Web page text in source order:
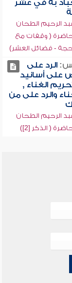
به في عشر
الرحيم الطحان
( وقفات مع
- فضائل العشر)
الرد على
على أسانيد
الغناء ,
والرد على من
الرحيم الطحان
( الذكر [2])